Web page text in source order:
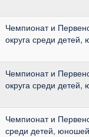
Чемпионат и
округа среди
Чемпионат и
округа среди
Чемпионат и
среди детей,